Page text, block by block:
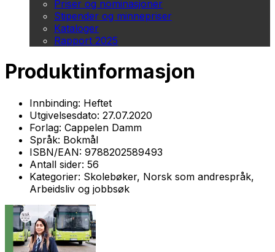
Priser og nominasjoner
Stipender og minnepriser
Kataloger
Rapport 2025
Produktinformasjon
Innbinding: Heftet
Utgivelsesdato: 27.07.2020
Forlag: Cappelen Damm
Språk: Bokmål
ISBN/EAN: 9788202589493
Antall sider: 56
Kategorier: Skolebøker, Norsk som andrespråk,
Arbeidsliv og jobbsøk